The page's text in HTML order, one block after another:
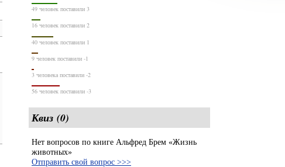
49 человек поставили 3
16 человек поставили 2
40 человек поставили 1
9 человек поставили -1
3 человека поставили -2
56 человек поставили -3
Квиз (0)
Нет вопросов по книге Альфред Брем «Жизнь
животных»
Отправить свой вопрос >>>